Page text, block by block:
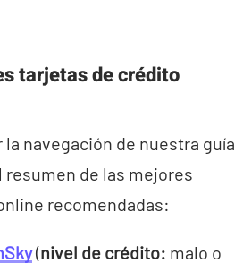
tarjetas de crédito
la navegación de nuestra guía
resumen de las mejores
recomendadas:
(nivel de crédito: malo o